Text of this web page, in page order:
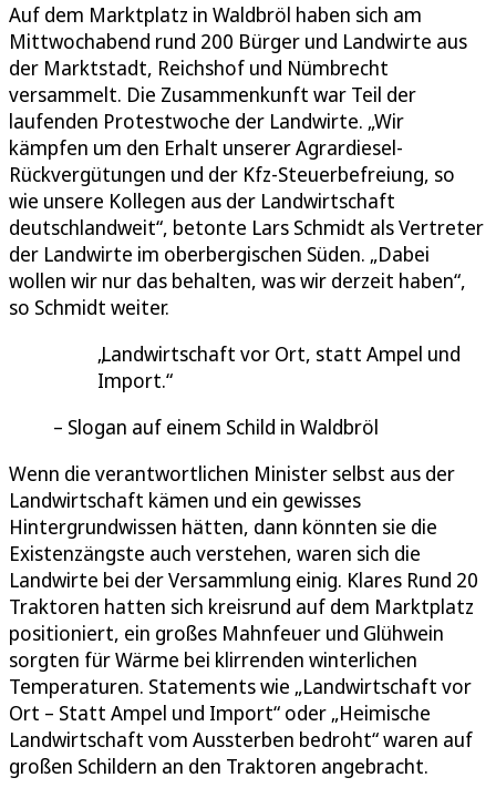
Auf dem Marktplatz in Waldbröl haben sich am
Mittwochabend rund 200 Bürger und Landwirte aus
der Marktstadt, Reichshof und Nümbrecht
versammelt. Die Zusammenkunft war Teil der
laufenden Protestwoche der Landwirte. „Wir
kämpfen um den Erhalt unserer Agrardiesel-
Rückvergütungen und der Kfz-Steuerbefreiung, so
wie unsere Kollegen aus der Landwirtschaft
deutschlandweit“, betonte Lars Schmidt als Vertreter
der Landwirte im oberbergischen Süden. „Dabei
wollen wir nur das behalten, was wir derzeit haben“,
so Schmidt weiter.
Landwirtschaft vor Ort, statt Ampel und
Import.
Slogan auf einem Schild in Waldbröl
Wenn die verantwortlichen Minister selbst aus der
Landwirtschaft kämen und ein gewisses
Hintergrundwissen hätten, dann könnten sie die
Existenzängste auch verstehen, waren sich die
Landwirte bei der Versammlung einig. Klares Rund 20
Traktoren hatten sich kreisrund auf dem Marktplatz
positioniert, ein großes Mahnfeuer und Glühwein
sorgten für Wärme bei klirrenden winterlichen
Temperaturen. Statements wie „Landwirtschaft vor
Ort – Statt Ampel und Import“ oder „Heimische
Landwirtschaft vom Aussterben bedroht“ waren auf
großen Schildern an den Traktoren angebracht.